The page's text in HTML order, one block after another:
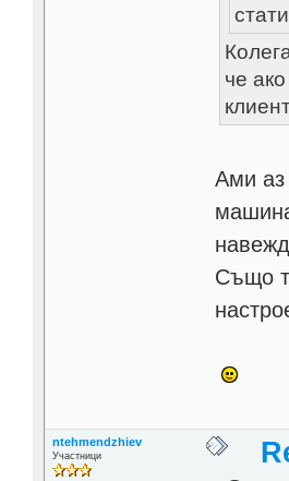
че
Ами аз
Също
ntehmendzhiev
Участници